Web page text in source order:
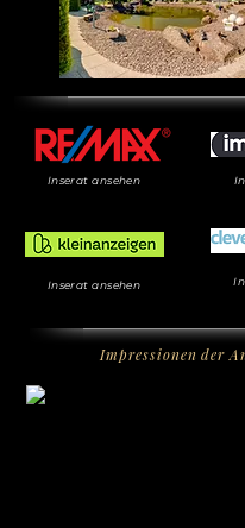
Inserat ansehen
Inserat ansehen
Impressionen der